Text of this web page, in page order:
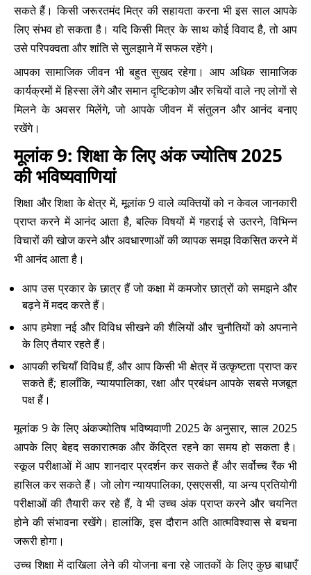
सकते हैं। किसी जरूरतमंद मित्र की सहायता करना भी इस साल आपके
लिए संभव हो सकता है। यदि किसी मित्र के साथ कोई विवाद है, तो आप
उसे परिपक्वता और शांति से सुलझाने में सफल रहेंगे।
आपका सामाजिक जीवन भी बहुत सुखद रहेगा। आप अधिक सामाजिक
कार्यक्रमों में हिस्सा लेंगे और समान दृष्टिकोण और रुचियों वाले नए लोगों से
मिलने के अवसर मिलेंगे, जो आपके जीवन में संतुलन और आनंद बनाए
रखेंगे।
मूलांक 9: शिक्षा के लिए अंक ज्योतिष 2025
की भविष्यवाणियां
शिक्षा और शिक्षा के क्षेत्र में, मूलांक 9 वाले व्यक्तियों को न केवल जानकारी
प्राप्त करने में आनंद आता है, बल्कि विषयों में गहराई से उतरने, विभिन्न
विचारों की खोज करने और अवधारणाओं की व्यापक समझ विकसित करने में
भी आनंद आता है।
आप उस प्रकार के छात्र हैं जो कक्षा में कमजोर छात्रों को समझने और
बढ़ने में मदद करते हैं।
आप हमेशा नई और विविध सीखने की शैलियों और चुनौतियों को अपनाने
के लिए तैयार रहते हैं।
आपकी रुचियाँ विविध हैं, और आप किसी भी क्षेत्र में उत्कृष्टता प्राप्त कर
सकते हैं; हालाँकि, न्यायपालिका, रक्षा और प्रबंधन आपके सबसे मजबूत
पक्ष हैं।
मूलांक 9 के लिए अंकज्योतिष भविष्यवाणी 2025 के अनुसार, साल 2025
आपके लिए बेहद सकारात्मक और केंद्रित रहने का समय हो सकता है।
स्कूल परीक्षाओं में आप शानदार प्रदर्शन कर सकते हैं और सर्वोच्च रैंक भी
हासिल कर सकते हैं। जो लोग न्यायपालिका, एसएससी, या अन्य प्रतियोगी
परीक्षाओं की तैयारी कर रहे हैं, वे भी उच्च अंक प्राप्त करने और चयनित
होने की संभावना रखेंगे। हालांकि, इस दौरान अति आत्मविश्वास से बचना
जरूरी होगा।
उच्च शिक्षा में दाखिला लेने की योजना बना रहे जातकों के लिए कुछ बाधाएँ